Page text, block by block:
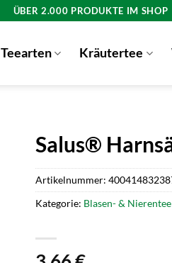
ÜBER 2.000 PRODUKTE IM SHOP
Teearten Kräutertee
Salus®
Artikelnummer:
Kategorie: Blasen- & Nierentee